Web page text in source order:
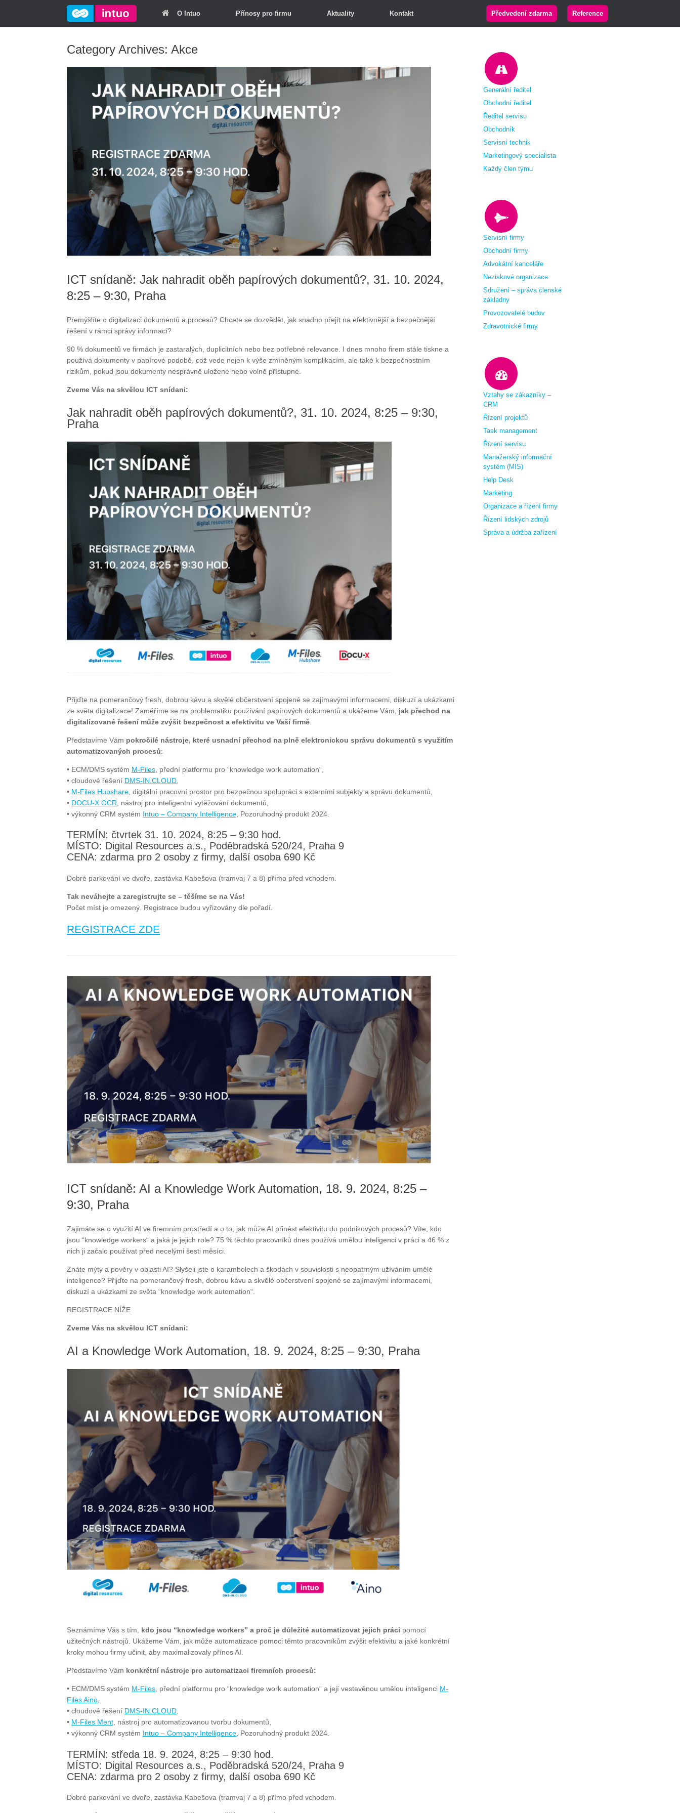
O Intuo Přínosy pro firmu Aktuality Kontakt Reference
Předvedení zdarma
Category Archives: Akce
ICT snídaně: Jak nahradit oběh papírových dokumentů?, 31. 10. 2024,
8:25 – 9:30, Praha
Přemýšlíte o digitalizaci dokumentů a procesů? Chcete se dozvědět, jak snadno přejít na efektivnější a bezpečnější
řešení v rámci správy informací?
90 % dokumentů ve firmách je zastaralých, duplicitních nebo bez potřebné relevance. I dnes mnoho firem stále tiskne a
používá dokumenty v papírové podobě, což vede nejen k výše zmíněným komplikacím, ale také k bezpečnostním
rizikům, pokud jsou dokumenty nesprávně uložené nebo volně přístupné.
Zveme Vás na skvělou ICT snídani:
Jak nahradit oběh papírových dokumentů?, 31. 10. 2024, 8:25 – 9:30,
Praha
Přijďte na pomerančový fresh, dobrou kávu a skvělé občerstvení spojené se zajímavými informacemi, diskuzí a ukázkami
ze světa digitalizace! Zaměříme se na problematiku používání papírových dokumentů a ukážeme Vám, jak přechod na
digitalizované řešení může zvýšit bezpečnost a efektivitu ve Vaší firmě
Představíme Vám pokročilé nástroje, které usnadní přechod na plně elektronickou správu dokumentů s využitím
automatizovaných procesů:
• ECM/DMS systém M-Files , přední platformu pro “knowledge work automation“,
• cloudové řešení DMS-IN.CLOUD
• M-Files Hubshare , digitální pracovní prostor pro bezpečnou spolupráci s externími subjekty a správu dokumentů,
• DOCU-X OCR , nástroj pro inteligentní vytěžování dokumentů,
• výkonný CRM systém Intuo – Company Intelligence , Pozoruhodný produkt 2024.
TERMÍN: čtvrtek 31. 10. 2024, 8:25 – 9:30 hod.
MÍSTO: Digital Resources a.s., Poděbradská 520/24, Praha 9
CENA: zdarma pro 2 osoby z firmy, další osoba 690 Kč
Dobré parkování ve dvoře, zastávka Kabešova (tramvaj 7 a 8) přímo před vchodem.
Tak neváhejte a zaregistrujte se – těšíme se na Vás!
Počet míst je omezený. Registrace budou vyřizovány dle pořadí.
REGISTRACE ZDE
ICT snídaně: AI a Knowledge Work Automation, 18. 9. 2024, 8:25 –
9:30, Praha
Zajímáte se o využití AI ve firemním prostředí a o to, jak může AI přinést efektivitu do podnikových procesů? Víte, kdo
jsou “knowledge workers“ a jaká je jejich role? 75 % těchto pracovníků dnes používá umělou inteligenci v práci a 46 % z
nich ji začalo používat před necelými šesti měsíci.
Znáte mýty a pověry v oblasti AI? Slyšeli jste o karambolech a škodách v souvislosti s neopatrným užíváním umělé
inteligence? Přijďte na pomerančový fresh, dobrou kávu a skvělé občerstvení spojené se zajímavými informacemi,
diskuzí a ukázkami ze světa “knowledge work automation“.
REGISTRACE NÍŽE
Zveme Vás na skvělou ICT snídani:
AI a Knowledge Work Automation, 18. 9. 2024, 8:25 – 9:30, Praha
Seznámíme Vás s tím, kdo jsou “knowledge workers” a proč je důležité automatizovat jejich práci pomocí
užitečných nástrojů. Ukážeme Vám, jak může automatizace pomoci těmto pracovníkům zvýšit efektivitu a jaké konkrétní
kroky mohou firmy učinit, aby maximalizovaly přínos AI.
Představíme Vám konkrétní nástroje pro automatizaci firemních procesů:
• ECM/DMS systém M-Files , přední platformu pro “knowledge work automation“ a její vestavěnou umělou inteligenci M-
Files Aino
• cloudové řešení DMS-IN.CLOUD
• M-Files Ment , nástroj pro automatizovanou tvorbu dokumentů,
• výkonný CRM systém Intuo – Company Intelligence , Pozoruhodný produkt 2024.
TERMÍN: středa 18. 9. 2024, 8:25 – 9:30 hod.
MÍSTO: Digital Resources a.s., Poděbradská 520/24, Praha 9
CENA: zdarma pro 2 osoby z firmy, další osoba 690 Kč
Dobré parkování ve dvoře, zastávka Kabešova (tramvaj 7 a 8) přímo před vchodem.
Generální ředitel
Obchodní ředitel
Ředitel servisu
Obchodník
Servisní technik
Marketingový specialista
Každý člen týmu
Servisní firmy
Obchodní firmy
Advokátní kanceláře
Neziskové organizace
Sdružení – správa členské
základny
Provozovatelé budov
Zdravotnické firmy
Vztahy se zákazníky –
CRM
Řízení projektů
Task management
Řízení servisu
Manažerský informační
systém (MIS)
Help Desk
Marketing
Organizace a řízení firmy
Řízení lidských zdrojů
Správa a údržba zařízení